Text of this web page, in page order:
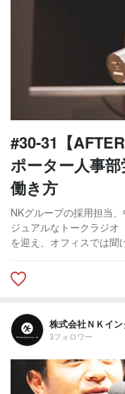
#30-31【
ポーター人事
働き方
NKグループの採用担当
ジュアルなトークラジオ
を迎え、オフィスでは聞
株式会社ＮＫイ
3フォロワー